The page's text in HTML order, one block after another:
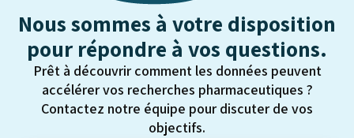
Nous sommes à votre disposition
pour répondre à vos questions.
Prêt à découvrir comment les données peuvent
accélérer vos recherches pharmaceutiques ?
Contactez notre équipe pour discuter de vos
objectifs.